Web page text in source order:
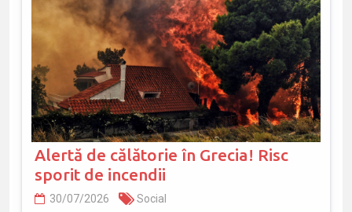
Alertă de călătorie în Grecia! Risc
sporit de incendii
30/07/2026 Social